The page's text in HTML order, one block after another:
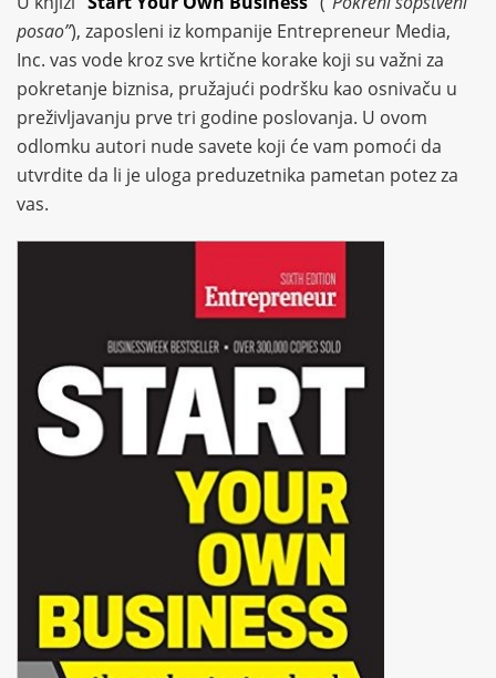
posao”), zaposleni iz kompanije Entrepreneur Media,
Inc. vas vode kroz sve krtične korake koji su važni za
pokretanje biznisa, pružajući podršku kao osnivaču u
preživljavanju prve tri godine poslovanja. U ovom
odlomku autori nude savete koji će vam pomoći da
utvrdite da li je uloga preduzetnika pametan potez za
vas.